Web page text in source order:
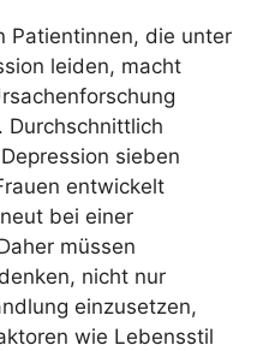
Patientinnen, die unter
leiden, macht
Durchschnittlich
sieben
entwickelt
bei einer
müssen
nicht nur
einzusetzen,
wie Lebensstil